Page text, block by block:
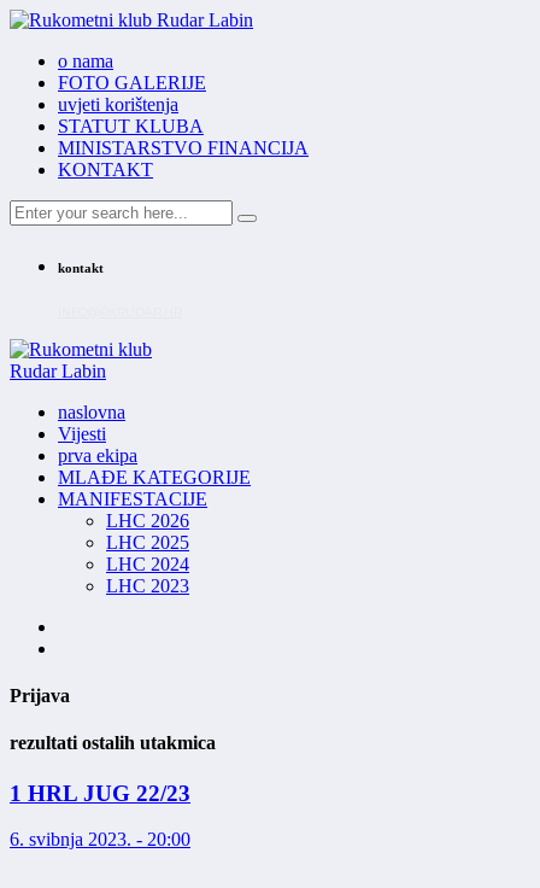
o nama
FOTO GALERIJE
uvjeti korištenja
STATUT KLUBA
MINISTARSTVO FINANCIJA
KONTAKT
kontakt
naslovna
Vijesti
prva ekipa
MLAĐE KATEGORIJE
MANIFESTACIJE
LHC 2026
LHC 2025
LHC 2024
LHC 2023
Prijava
rezultati ostalih utakmica
1 HRL JUG 22/23
6. svibnja 2023. - 20:00